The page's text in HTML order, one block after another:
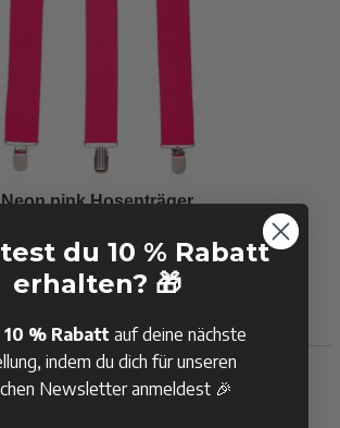
Neon pink Hosenträger
8,50 €
KAUFEN
du 10 % Rabatt
erhalten? 🎁
10 % Rabatt auf deine nächste
indem du dich für unseren
Newsletter anmeldest 🎉